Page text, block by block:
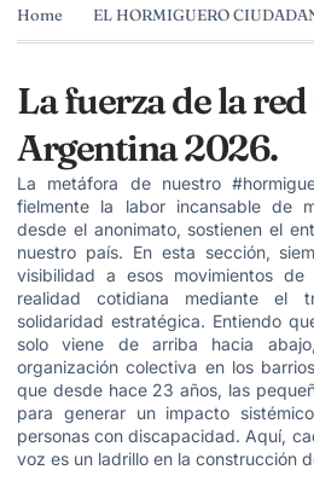
Home EL HORMIGUERO
La fuerza de la
Argentina 2026.
La metáfora de nuestro
fielmente la labor incansable de
desde el anonimato, sostienen el
nuestro país. En esta sección,
visibilidad a esos movimientos
realidad cotidiana mediante el
solidaridad estratégica. Entiendo
solo viene de arriba hacia
organización colectiva en los
que desde hace 23 años, las
para generar un impacto
personas con discapacidad. Aquí,
voz es un ladrillo en la construcción